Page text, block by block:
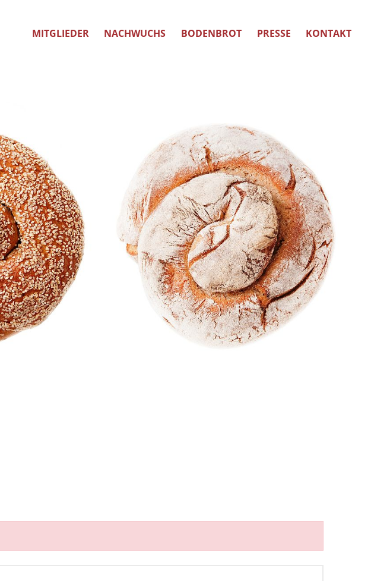
MITGLIEDER NACHWUCHS BODENBROT PRESSE KONTAKT